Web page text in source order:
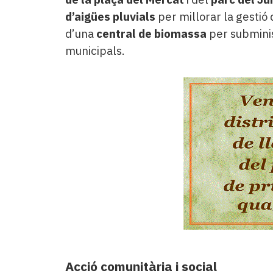
d’aigües pluvials per millorar la gestió
d’una central de biomassa per
municipals.
Acció comunitària i social